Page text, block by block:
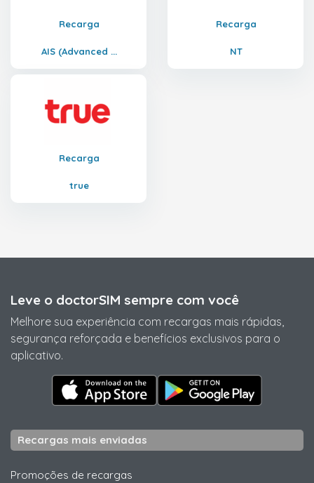
Recarga
AIS (Advanced ...
Recarga
NT
Recarga
true
Leve o doctorSIM sempre com você
Melhore sua experiência com recargas mais rápidas,
segurança reforçada e benefícios exclusivos para o
aplicativo.
Recargas mais enviadas
Promoções de recargas